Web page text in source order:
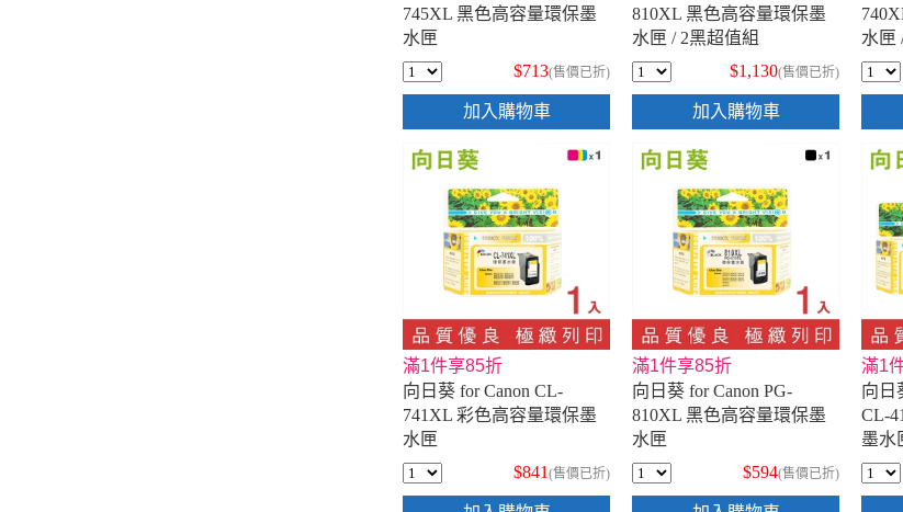
745XL 黑色高容量環保墨
水匣
$713(售價已折)
加入購物車
810XL 黑色高容量環保墨
水匣 / 2黑超值組
$1,130(售價已折)
加入購物車
水匣
滿1件享85折
向日葵 for Canon CL-
741XL 彩色高容量環保墨
水匣
$841(售價已折)
滿1件享85折
向日葵 for Canon PG-
810XL 黑色高容量環保墨
水匣
$594(售價已折)
滿1
向日
CL-
墨水